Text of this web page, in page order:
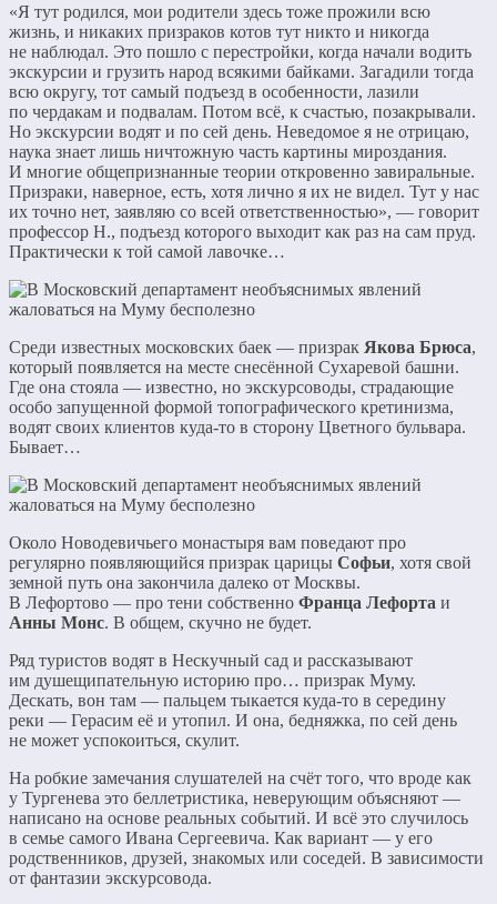
«Я тут родился, мои родители здесь тоже прожили всю
жизнь, и никаких призраков котов тут никто и никогда
не наблюдал. Это пошло с перестройки, когда начали водить
экскурсии и грузить народ всякими байками. Загадили тогда
всю округу, тот самый подъезд в особенности, лазили
по чердакам и подвалам. Потом всё, к счастью, позакрывали.
Но экскурсии водят и по сей день. Неведомое я не отрицаю,
наука знает лишь ничтожную часть картины мироздания.
И многие общепризнанные теории откровенно завиральные.
Призраки, наверное, есть, хотя лично я их не видел. Тут у нас
их точно нет, заявляю со всей ответственностью», — говорит
профессор Н., подъезд которого выходит как раз на сам пруд.
Практически к той самой лавочке…
Среди известных московских баек — призрак Якова Брюса,
который появляется на месте снесённой Сухаревой башни.
Где она стояла — известно, но экскурсоводы, страдающие
особо запущенной формой топографического кретинизма,
водят своих клиентов куда-то в сторону Цветного бульвара.
Бывает…
Около Новодевичьего монастыря вам поведают про
регулярно появляющийся призрак царицы Софьи, хотя свой
земной путь она закончила далеко от Москвы.
В Лефортово — про тени собственно Франца Лефорта и
Анны Монс. В общем, скучно не будет.
Ряд туристов водят в Нескучный сад и рассказывают
им душещипательную историю про… призрак Муму.
Дескать, вон там — пальцем тыкается куда-то в середину
реки — Герасим её и утопил. И она, бедняжка, по сей день
не может успокоиться, скулит.
На робкие замечания слушателей на счёт того, что вроде как
у Тургенева это беллетристика, неверующим объясняют —
написано на основе реальных событий. И всё это случилось
в семье самого Ивана Сергеевича. Как вариант — у его
родственников, друзей, знакомых или соседей. В зависимости
от фантазии экскурсовода.